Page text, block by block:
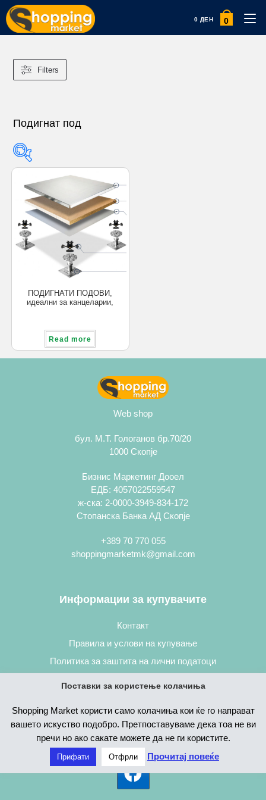
0 ДЕН 0
Filters
Подигнат под
Product categories
Product categories
Product tags
ПОДИГНАТИ ПОДОВИ,
идеални за канцеларии,
Read more
Web shop
бул. М.Т. Гологанов бр.70/20
1000 Скопје
Бизнис Маркетинг Дооел
ЕДБ: 4057022559547
ж-ска: 2-0000-3949-834-172
Стопанска Банка АД Скопје
+389 70 770 055
shoppingmarketmk@gmail.com
Информации за купувачите
Контакт
Правила и услови на купување
Политика за заштита на лични податоци
Поставки за користење колачиња
Shopping Market користи само колачиња кои ќе го направат
вашето искуство подобро. Претпоставуваме дека тоа не ви
пречи но ако сакате можете да не ги користите.
Прифати Отфрли Прочитај повеќе